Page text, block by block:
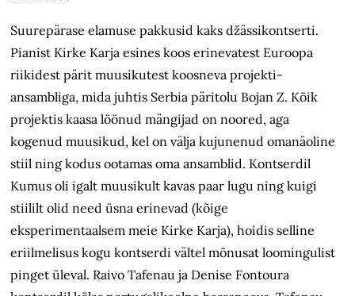
Suurepärase elamuse pakkusid kaks džässikontserti.
Pianist Kirke Karja esines koos erinevatest Euroopa
riikidest pärit muusikutest koosneva projekti­
ansambliga, mida juhtis Serbia päritolu Bojan Z. Kõik
projektis kaasa löönud mängijad on noored, aga
kogenud muusikud, kel on välja kujunenud omanäoline
stiil ning kodus ootamas oma ansamblid. Kontserdil
Kumus oli igalt muusikult kavas paar lugu ning kuigi
stiililt olid need üsna erinevad (kõige
eksperimentaalsem meie Kirke Karja), hoidis selline
eriilmelisus kogu kontserdi vältel mõnusat loomingulist
pinget üleval. Raivo Tafenau ja Denise Fontoura